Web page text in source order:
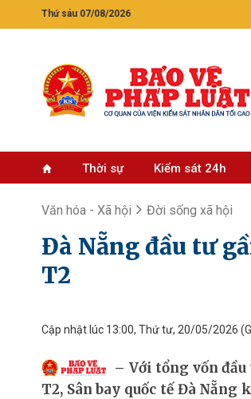
Thứ sáu 07/08/2026
Thời sự Kiểm sát 24h
Văn hóa - Xã hội Đời sống xã hội
Đà Nẵng đầu tư
T2
Cập nhật lúc 13:00, Thứ tư, 20/05/2026
Với tổng vốn
T2, Sân bay quốc tế Đà